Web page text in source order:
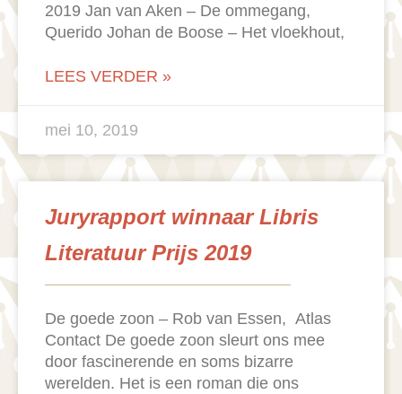
2019 Jan van Aken – De ommegang,
Querido Johan de Boose – Het vloekhout,
LEES VERDER »
mei 10, 2019
Juryrapport winnaar Libris
Literatuur Prijs 2019
De goede zoon – Rob van Essen, Atlas
Contact De goede zoon sleurt ons mee
door fascinerende en soms bizarre
werelden. Het is een roman die ons